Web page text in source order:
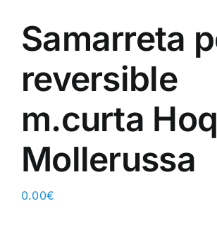
Samarreta
reversible
m.curta
Mollerussa
0.00€